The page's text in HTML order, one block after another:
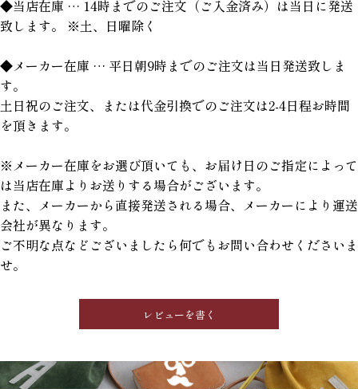
◆当店在庫 … 14時までのご注文（ご入金済み）は当日に発送
致します。 ※土、日曜除く
◆メーカー在庫 … 平日朝9時までのご注文は当日発送致しま
す。
土日祝のご注文、または代金引換でのご注文は2-4日程お時間
を頂きます。
※メーカー在庫をお選び頂いても、お届け日のご指定によって
は当店在庫よりお送りする場合がございます。
また、メーカーから直接発送される場合、メーカーにより運送
会社が異なります。
ご不明な点などございましたら何でもお問い合わせくださいま
せ。
レビューを書く
GRIMM LAB